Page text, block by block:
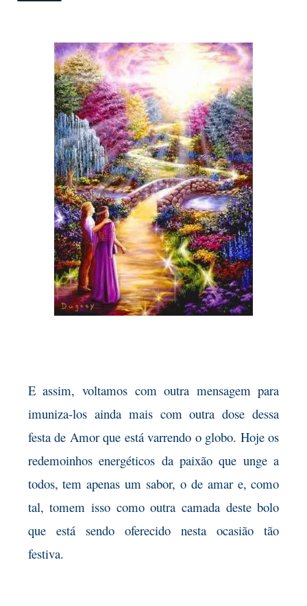
E assim, voltamos com outra mensagem para
imuniza-los ainda mais com outra dose dessa
festa de Amor que está varrendo o globo. Hoje os
redemoinhos energéticos da paixão que unge a
todos, tem apenas um sabor, o de amar e, como
tal, tomem isso como outra camada deste bolo
que está sendo oferecido nesta ocasião tão
festiva.